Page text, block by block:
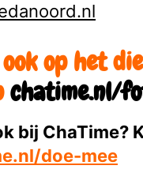
ook op het
chatime.nl/
bij ChaTime?
doe-mee